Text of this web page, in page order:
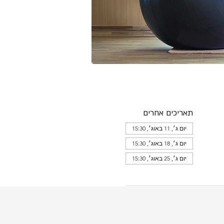
תאריכים אחרים
יום ג׳, 11 באוג׳, 15:30
יום ג׳, 18 באוג׳, 15:30
יום ג׳, 25 באוג׳, 15:30